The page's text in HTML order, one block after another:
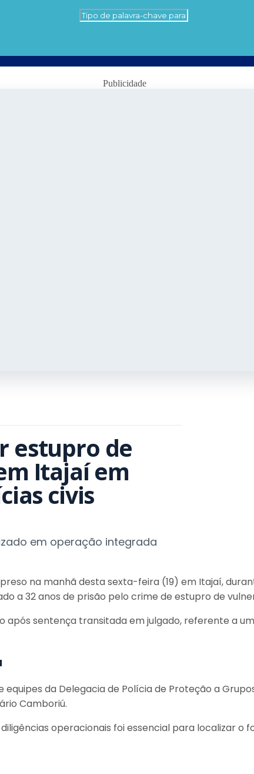
Publicidade
estupro de
Itajaí em
civis
em operação integrada
preso na manhã desta sexta-feira (19) em Itajaí,
a 32 anos de prisão pelo crime de estupro de
após sentença transitada em julgado, referente a
da Delegacia de Polícia de Proteção a
Camboriú.
operacionais foi essencial para localizar o